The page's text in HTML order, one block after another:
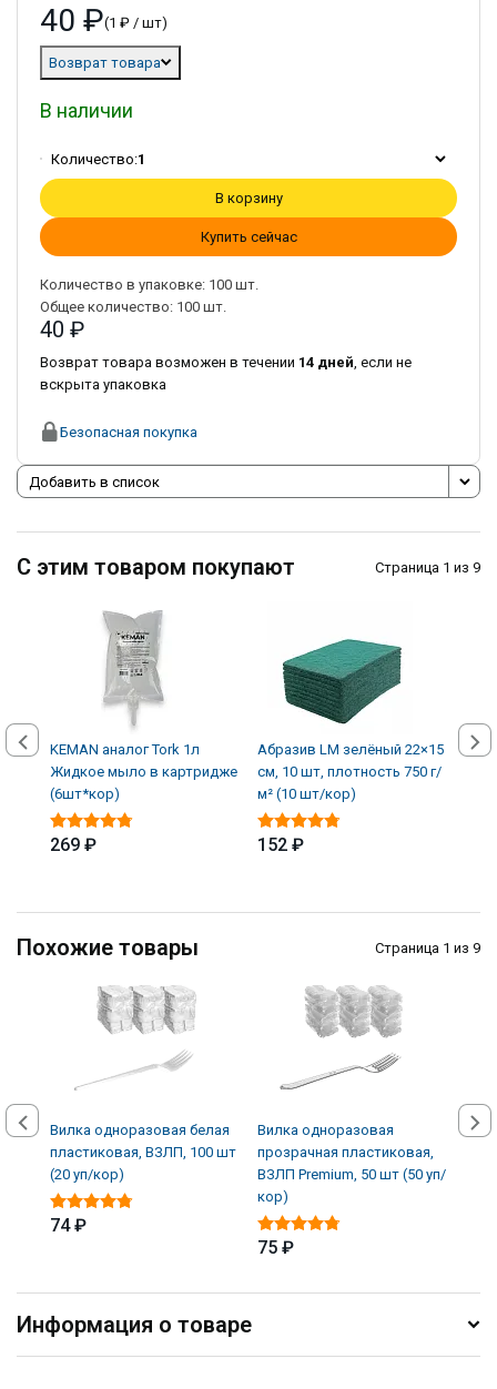
40 ₽(1 ₽ / шт)
Возврат товара
В наличии
Количество:1
В корзину
Купить сейчас
Количество в упаковке: 100 шт.
Общее количество: 100 шт.
40 ₽
Возврат товара возможен в течении 14 дней , если не
вскрыта упаковка
Безопасная покупка
Добавить в список
С этим товаром покупают Страница 1 из 9
KEMAN аналог Tork 1л
Жидкое мыло в картридже
(6шт*кор)
269 ₽
Абразив LM зелёный 22×15
см, 10 шт, плотность 750 г/
м² (10 шт/кор)
152 ₽
Похожие товары Страница 1 из 9
Вилка одноразовая белая
пластиковая, ВЗЛП, 100 шт
(20 уп/кор)
74 ₽
Вилка одноразовая
прозрачная пластиковая,
ВЗЛП Premium, 50 шт (50 уп/
кор)
75 ₽
Информация о товаре